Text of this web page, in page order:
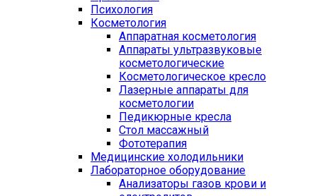
Психология
Косметология
Аппаратная косметология
Аппараты ультразвуковые
косметологические
Косметологическое кресло
Лазерные аппараты для
косметологии
Педикюрные кресла
Стол массажный
Фототерапия
Медицинские холодильники
Лабораторное оборудование
Анализаторы газов крови и